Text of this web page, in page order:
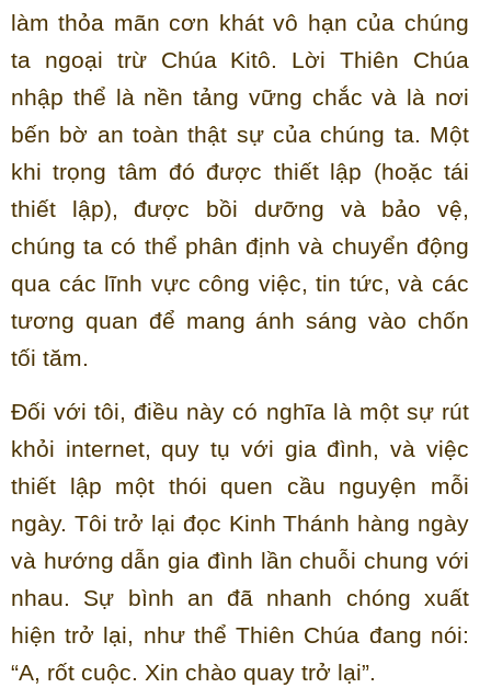
làm thỏa mãn cơn khát vô hạn của chúng
ta ngoại trừ Chúa Kitô. Lời Thiên Chúa
nhập thể là nền tảng vững chắc và là nơi
bến bờ an toàn thật sự của chúng ta. Một
khi trọng tâm đó được thiết lập (hoặc tái
thiết lập), được bồi dưỡng và bảo vệ,
chúng ta có thể phân định và chuyển động
qua các lĩnh vực công việc, tin tức, và các
tương quan để mang ánh sáng vào chốn
tối tăm.
Đối với tôi, điều này có nghĩa là một sự rút
khỏi internet, quy tụ với gia đình, và việc
thiết lập một thói quen cầu nguyện mỗi
ngày. Tôi trở lại đọc Kinh Thánh hàng ngày
và hướng dẫn gia đình lần chuỗi chung với
nhau. Sự bình an đã nhanh chóng xuất
hiện trở lại, như thể Thiên Chúa đang nói:
“A, rốt cuộc. Xin chào quay trở lại”.